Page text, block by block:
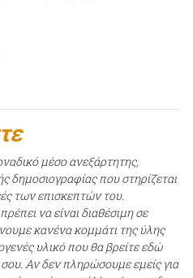
μέσο ανεξάρτητης,
δημοσιογραφίας που στηρίζεται
των επισκεπτών του.
να είναι διαθέσιμη σε
κανένα κομμάτι της ύλης
υλικό που θα βρείτε εδώ
Αν δεν πληρώσουμε εμείς για